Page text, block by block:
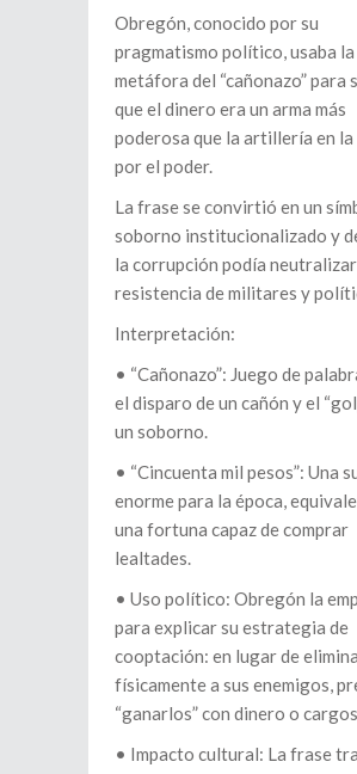
Obregón, conocido por su
pragmatismo político, usaba la
metáfora del “cañonazo” para
que el dinero era un arma más
poderosa que la artillería en la
por el poder.
La frase se convirtió en un
soborno institucionalizado y
la corrupción podía
resistencia de militares y
Interpretación:
•⁠ ⁠“Cañonazo”: Juego de
el disparo de un cañón y el
un soborno.
•⁠ ⁠“Cincuenta mil pesos”: Una
enorme para la época,
una fortuna capaz de comprar
lealtades.
•⁠ ⁠Uso político: Obregón la
para explicar su estrategia de
cooptación: en lugar de
físicamente a sus enemigos,
“ganarlos” con dinero o
•⁠ ⁠Impacto cultural: La frase